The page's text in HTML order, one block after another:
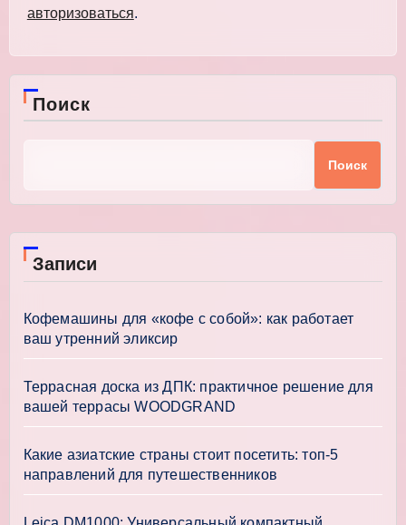
авторизоваться.
Поиск
Поиск
Записи
Кофемашины для «кофе с собой»: как работает
ваш утренний эликсир
Террасная доска из ДПК: практичное решение для
вашей террасы WOODGRAND
Какие азиатские страны стоит посетить: топ-5
направлений для путешественников